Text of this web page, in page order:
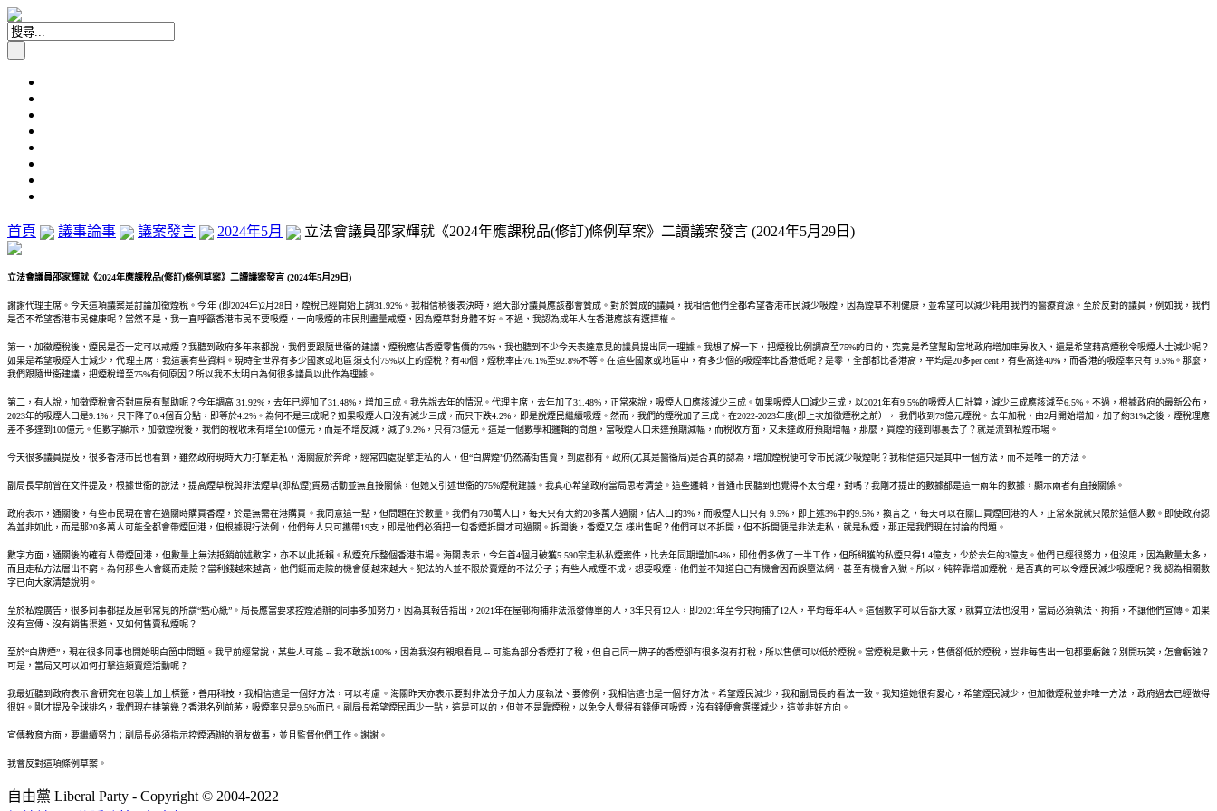
首頁 議事論事 議案發言 2024年5月 立法會議員邵家輝就《2024年應課稅品(修訂)條例草案》二讀議案發言 (2024年5月29日)
立法會議員邵家輝就《2024年應課稅品(修訂)條例草案》二讀議案發言 (2024年5月29日)
謝謝代理主席。今天這項議案是討論加徵煙稅。今年 (即2024年)2月28日，煙稅已經開始上調31.92%。我相信稍後表決時，絕大部分議員應該都會贊成。對於贊成的議員，我相信他們全都希望香港市民減少吸煙，因為煙草不利健康，並希望可以減少耗用我們的醫療資源。至於反對的議員，例如我，我們
是否不希望香港市民健康呢？當然不是，我一直呼籲香港市民不要吸煙，一向吸煙的市民則盡量戒煙，因為煙草對身體不好。不過，我認為成年人在香港應該有選擇權。
第一，加徵煙稅後，煙民是否一定可以戒煙？我聽到政府多年來都說，我們要跟隨世衞的建議，煙稅應佔香煙零售價的75%，我也聽到不少今天表達意見的議員提出同一理據。我想了解一下，把煙稅比例調高至75%的目的，究竟是希望幫助當地政府增加庫房收入，還是希望藉高煙稅令吸煙人士減少呢？
如果是希望吸煙人士減少，代理主席，我這裏有些資料。現時全世界有多少國家或地區須支付75%以上的煙稅？有40個，煙稅率由76.1%至92.8%不等。在這些國家或地區中，有多少個的吸煙率比香港低呢？是零，全部都比香港高，平均是20多per cent，有些高達40%，而香港的吸煙率只有 9.5%。那麼，
我們跟隨世衞建議，把煙稅增至75%有何原因？所以我不太明白為何很多議員以此作為理據。
第二，有人說，加徵煙稅會否對庫房有幫助呢？今年調高 31.92%，去年已經加了31.48%，增加三成。我先說去年的情況。代理主席，去年加了31.48%，正常來說，吸煙人口應該減少三成。如果吸煙人口減少三成，以2021年有9.5%的吸煙人口計算，減少三成應該減至6.5%。不過，根據政府的最新公布，
2023年的吸煙人口是9.1%，只下降了0.4個百分點，即等於4.2%。為何不是三成呢？如果吸煙人口沒有減少三成，而只下跌4.2%，即是說煙民繼續吸煙。然而，我們的煙稅加了三成。在2022-2023年度(即上次加徵煙稅之前）， 我們收到79億元煙稅。去年加稅，由2月開始增加，加了約31%之後，煙稅理應
差不多達到100億元。但數字顯示，加徵煙稅後，我們的稅收未有增至100億元，而是不增反減，減了9.2%，只有73億元。這是一個數學和邏輯的問題，當吸煙人口未達預期減幅，而稅收方面，又未達政府預期增幅，那麼，買煙的錢到哪裏去了？就是流到私煙市場。
今天很多議員提及，很多香港市民也看到，雖然政府現時大力打擊走私，海關疲於奔命，經常四處捉拿走私的人，但“白牌煙”仍然滿街售賣，到處都有。政府(尤其是醫衞局)是否真的認為，增加煙稅便可令市民減少吸煙呢？我相信這只是其中一個方法，而不是唯一的方法。
副局長早前曾在文件提及，根據世衞的說法，提高煙草稅與非法煙草(即私煙)貿易活動並無直接關係，但她又引述世衞的75%煙稅建議。我真心希望政府當局思考清楚。這些邏輯，普通市民聽到也覺得不太合理，對嗎？我剛才提出的數據都是這一兩年的數據，顯示兩者有直接關係。
政府表示，通關後，有些市民現在會在過關時購買香煙，於是無需在港購買。我同意這一點，但問題在於數量。我們有730萬人口，每天只有大約20多萬人過關，佔人口的3%，而吸煙人口只有 9.5%，即上述3%中的9.5%，換言之，每天可以在關口買煙回港的人，正常來說就只限於這個人數。即使政府認
為並非如此，而是那20多萬人可能全都會帶煙回港，但根據現行法例，他們每人只可攜帶19支，即是他們必須把一包香煙拆開才可過關。拆開後，香煙又怎 樣出售呢？他們可以不拆開，但不拆開便是非法走私，就是私煙，那正是我們現在討論的問題。
數字方面，通關後的確有人帶煙回港，但數量上無法抵銷前述數字，亦不以此抵賴。私煙充斥整個香港市場。海關表示，今年首4個月破獲5 590宗走私私煙案件，比去年同期增加54%，即他們多做了一半工作，但所緝獲的私煙只得1.4億支，少於去年的3億支。他們已經很努力，但沒用，因為數量太多，
而且走私方法層出不窮。為何那些人會鋌而走險？當利錢越來越高，他們鋌而走險的機會便越來越大。犯法的人並不限於賣煙的不法分子；有些人戒煙不成，想要吸煙，他們並不知道自己有機會因而誤墮法網，甚至有機會入獄。所以，純粹靠增加煙稅，是否真的可以令煙民減少吸煙呢？我 認為相關數
字已向大家清楚說明。
至於私煙廣告，很多同事都提及屋邨常見的所謂“點心紙”。局長應當要求控煙酒辦的同事多加努力，因為其報告指出，2021年在屋邨拘捕非法派發傳單的人，3年只有12人，即2021年至今只拘捕了12人，平均每年4人。這個數字可以告訴大家，就算立法也沒用，當局必須執法、拘捕，不讓他們宣傳。如果
沒有宣傳、沒有銷售渠道，又如何售賣私煙呢？
至於“白牌煙”，現在很多同事也開始明白箇中問題。我早前經常說，某些人可能 -- 我不敢說100%，因為我沒有親眼看見 -- 可能為部分香煙打了稅，但自己同一牌子的香煙卻有很多沒有打稅，所以售價可以低於煙稅。當煙稅是數十元，售價卻低於煙稅，豈非每售出一包都要虧蝕？別開玩笑，怎會虧蝕？
可是，當局又可以如何打擊這類賣煙活動呢？
我最近聽到政府表示會研究在包裝上加上標籤，善用科技，我相信這是一個好方法，可以考慮。海關昨天亦表示要對非法分子加大力度執法、要修例，我相信這也是一個好方法。希望煙民減少，我和副局長的看法一致。我知道她很有愛心，希望煙民減少，但加徵煙稅並非唯一方法，政府過去已經做得
很好。剛才提及全球排名，我們現在排第幾？香港名列前茅，吸煙率只是9.5%而已。副局長希望煙民再少一點，這是可以的，但並不是靠煙稅，以免令人覺得有錢便可吸煙，沒有錢便會選擇減少，這並非好方向。
宣傳教育方面，要繼續努力；副局長必須指示控煙酒辦的朋友做事，並且監督他們工作。謝謝。
我會反對這項條例草案。
自由黨 Liberal Party - Copyright © 2004-2022